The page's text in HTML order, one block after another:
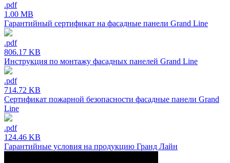
.pdf
1.00 MB
Гарантийный сертификат на фасадные панели Grand Line
.pdf
806.17 KB
Инструкция по монтажу фасадных панелей Grand Line
.pdf
714.72 KB
Сертификат пожарной безопасности фасадные панели Grand
Line
.pdf
124.46 KB
Гарантийные условия на продукцию Гранд Лайн